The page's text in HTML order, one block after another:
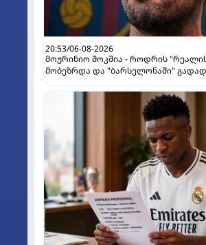
20:53/06-08-2026
მოურინიო შოკშია - როდრის
მობეზრდა და "ბარსელონაში"